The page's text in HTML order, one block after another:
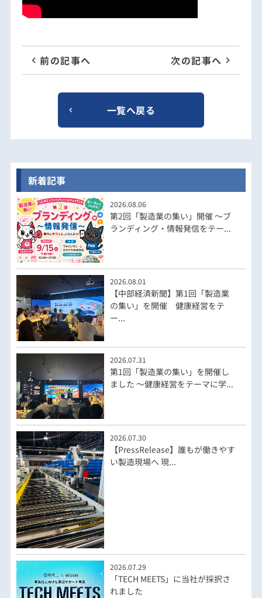
前の記事へ 次の記事へ
一覧へ戻る
新着記事
2026.08.06
第2回「製造業の集い」開催 ～ブ
ランディング・情報発信をテー...
2026.08.01
【中部経済新聞】第1回「製造業
の集い」を開催 健康経営をテ
ー...
2026.07.31
第1回「製造業の集い」を開催し
ました ～健康経営をテーマに学...
2026.07.30
【PressRelease】誰もが働きやす
い製造現場へ 現...
2026.07.29
「TECH MEETS」に当社が採択さ
れました